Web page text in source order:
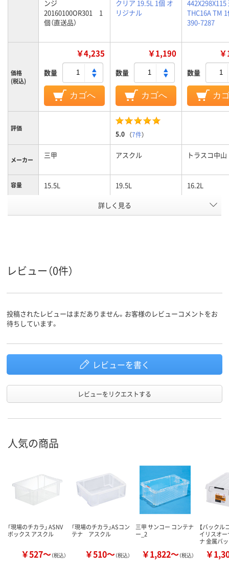
ンジ
20160100OR301 1
個（直送品）
クリア 19.5L 1個 オ
リジナル
442X298X115
THC16A TM
390-7287
価格
(税込)
￥4,235
数量
カゴへ
￥1,190
数量
カゴへ
数量
カ
評価
5.0 （7件）
メーカー 三甲 アスクル トラスコ中山
容量 15.5L 19.5L 16.2L
ポリプロピレン
スコア
詳しく見る
レビュー（0件）
投稿されたレビューはまだありません。お客様のレビューコメントをお
待ちしています。
レビューを書く
レビューをリクエストする
人気の商品
「現場のチカラ」 ASNV
ボックス アスクル
￥527～（税込）
「現場のチカラ」ASコン
テナ アスクル
￥510～（税込）
三甲 サンコー コンテナ
ー_2
￥1,822～（税込）
【バックル
イリスオ
ナ 金属バ
￥